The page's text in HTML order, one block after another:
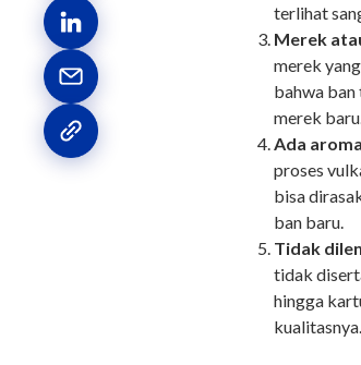
terlihat
Merek
merek
bahwa
merek
Ada
proses
bisa
ban baru.
Tidak
tidak
hingga
kualitasnya.